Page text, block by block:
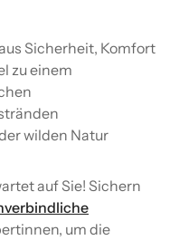
Sicherheit, Komfort
zu einem
wilden Natur
auf Sie! Sichern
um die